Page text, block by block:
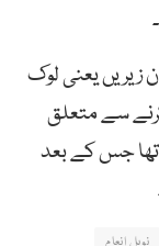
بھارتی ایوان زیریں یعنی لوک
سے متعلق
تھا جس کے بعد
نوبل انعام